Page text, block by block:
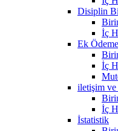
Disiplin
İç
Ek
İç
iletişim ve
İç
İstatistik